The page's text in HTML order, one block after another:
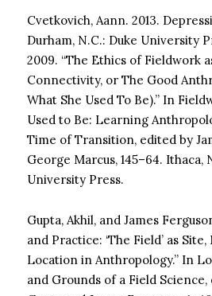
Cvetkovich, Aann. 2013.
Durham, N.C.: Duke University
2009. “The Ethics of Fieldwork
Connectivity, or The Good
What She Used To Be).” In
Used to Be: Learning
Time of Transition, edited by
George Marcus, 145–64. Ithaca,
University Press.
Gupta, Akhil, and James
and Practice: ‘The Field’ as
Location in Anthropology.” In
and Grounds of a Field